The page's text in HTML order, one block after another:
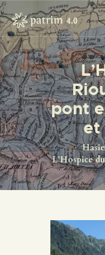
pont
et
L’Hospice
HASIERA
SAREA